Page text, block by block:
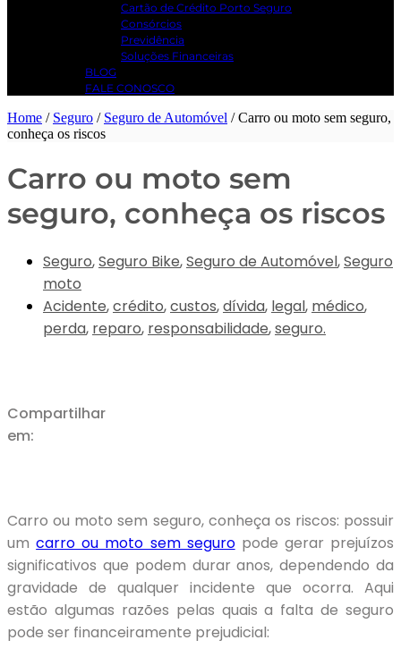
Cartão de Crédito Porto Seguro
Consórcios
Previdência
Soluções Financeiras
BLOG
FALE CONOSCO
Home / Seguro / Seguro de Automóvel /Carro ou moto sem seguro,
conheça os riscos
Carro ou moto sem
seguro, conheça os riscos
Seguro,Seguro Bike,Seguro de Automóvel,Seguro
moto
Acidente,crédito,custos,dívida, legal, médico,
perda, reparo, responsabilidade,seguro.
Compartilhar
em:
Carro ou moto sem seguro, conheça os riscos: possuir
umcarro ou moto sem seguropode gerar prejuízos
significativos que podem durar anos, dependendo da
gravidade de qualquer incidente que ocorra. Aqui
estão algumas razões pelas quais a falta de seguro
pode ser financeiramente prejudicial: